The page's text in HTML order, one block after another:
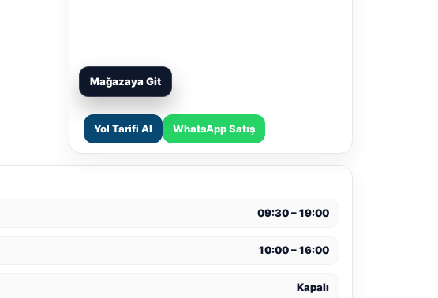
Mağazaya Git
Yol Tarifi Al WhatsApp Satış
09:30 – 19:00
10:00 – 16:00
Kapalı